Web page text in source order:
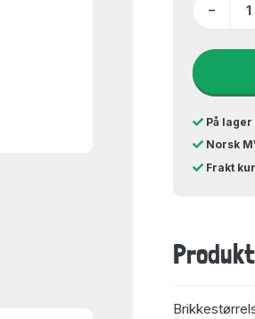
−
På lager
Norsk
Frakt